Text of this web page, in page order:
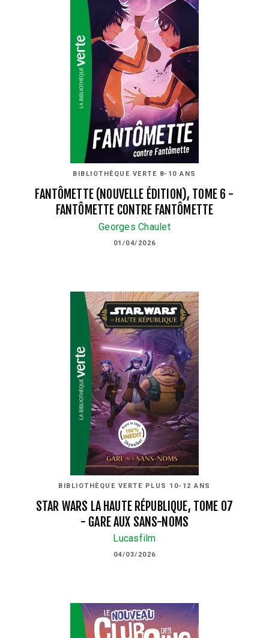
BIBLIOTHÈQUE VERTE 8-10 ANS
FANTÔMETTE (NOUVELLE ÉDITION), TOME 6 -
FANTÔMETTE CONTRE FANTÔMETTE
Georges Chaulet
01/04/2026
BIBLIOTHÈQUE VERTE PLUS 10-12 ANS
STAR WARS LA HAUTE RÉPUBLIQUE, TOME 07
- GARE AUX SANS-NOMS
Lucasfilm
04/03/2026